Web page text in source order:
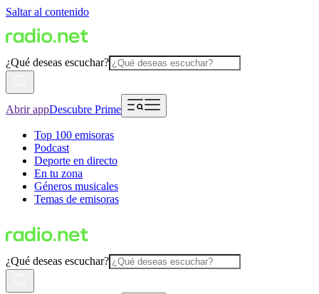
Saltar al contenido
¿Qué deseas escuchar?
Abrir appDescubre Prime
Top 100 emisoras
Podcast
Deporte en directo
En tu zona
Géneros musicales
Temas de emisoras
¿Qué deseas escuchar?